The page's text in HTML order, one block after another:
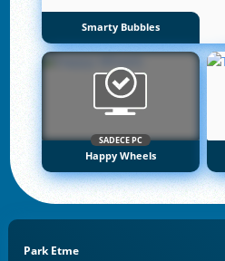
Smarty Bubbles
SADECE PC
Happy Wheels
Park Etme